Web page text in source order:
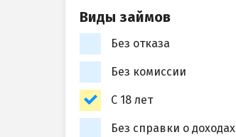
Виды займов
Без отказа
Без комиссии
С 18 лет
Без справки о доходах